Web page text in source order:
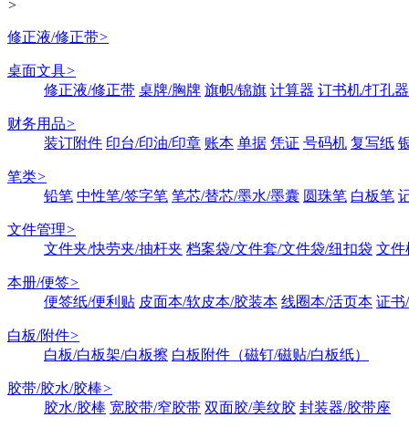
>
修正液/修正带>
桌面文具>
修正液/修正带 桌牌/胸牌 旗帜/锦旗 计算器 订书机/打孔器
财务用品>
装订附件 印台/印油/印章 账本 单据 凭证 号码机 复写纸
笔类>
铅笔 中性笔/签字笔 笔芯/替芯/墨水/墨囊 圆珠笔 白板笔
文件管理>
文件夹/快劳夹/抽杆夹 档案袋/文件套/文件袋/纽扣袋 文件
本册/便签>
便签纸/便利贴 皮面本/软皮本/胶装本 线圈本/活页本 证书
白板/附件>
白板/白板架/白板擦 白板附件（磁钉/磁贴/白板纸）
胶带/胶水/胶棒>
胶水/胶棒 宽胶带/窄胶带 双面胶/美纹胶 封装器/胶带座